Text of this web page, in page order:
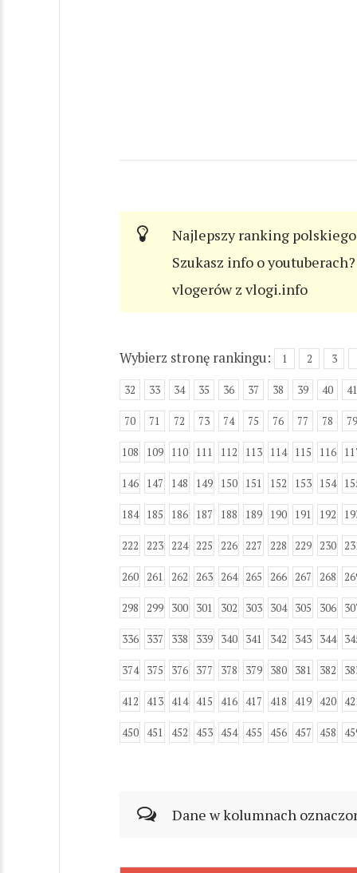
Najlepszy ranking
Szukasz info o
vlogerów z vlogi.info
Wybierz stronę rankingu: 1 2 3
32 33 34 35 36 37 38 39 40 41
70 71 72 73 74 75 76 77 78 79
108 109 110 111 112 113 114 115 116
146 147 148 149 150 151 152 153 154
184 185 186 187 188 189 190 191 192
222 223 224 225 226 227 228 229 230
260 261 262 263 264 265 266 267 268
298 299 300 301 302 303 304 305 306
336 337 338 339 340 341 342 343 344
374 375 376 377 378 379 380 381 382
412 413 414 415 416 417 418 419 420
450 451 452 453 454 455 456 457 458
Dane w kolumnach